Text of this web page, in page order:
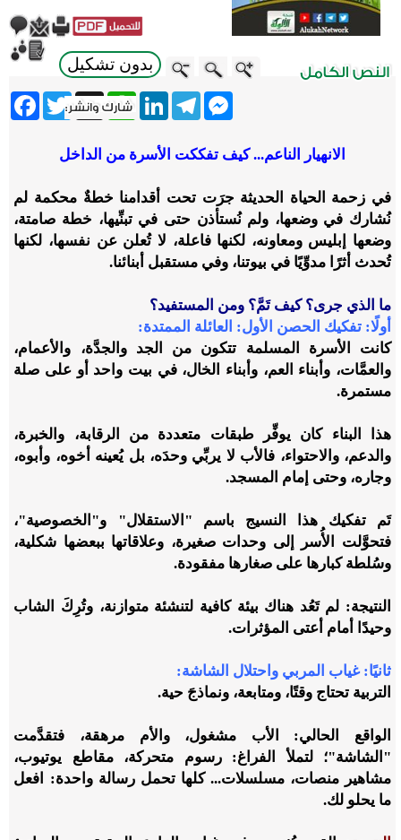
بدون تشكيل
Twitter X
WhatsApp
LinkedInTelegram
Messenger
الانهيار الناعم... كيف تفككت الأسرة من الداخل
في زحمة الحياة الحديثة جرَت تحت أقدامنا خطةٌ محكمة لم
نُشارك في وضعها، ولم نُستأذن حتى في تبنِّيها، خطة صامتة،
وضعها إبليس ومعاونه، لكنها فاعلة، لا تُعلن عن نفسها، لكنها
تُحدث أثرًا مدوِّيًا في بيوتنا، وفي مستقبل أبنائنا.
ما الذي جرى؟ كيف تَمَّ؟ ومن المستفيد؟
أولًا: تفكيك الحصن الأول: العائلة الممتدة:
كانت الأسرة المسلمة تتكون من الجد والجدَّة، والأعمام،
والعمَّات، وأبناء العم، وأبناء الخال، في بيت واحد أو على صلة
مستمرة.
هذا البناء كان يوفِّر طبقات متعددة من الرقابة، والخبرة،
والدعم، والاحتواء، فالأب لا يربِّي وحدَه، بل يُعينه أخوه، وأبوه،
وجاره، وحتى إمام المسجد.
تَم تفكيك هذا النسيج باسم "الاستقلال" و"الخصوصية"،
فتحوَّلت الأُسر إلى وحدات صغيرة، وعلاقاتها ببعضها شكلية،
وسُلطة كبارها على صغارها مفقودة.
النتيجة: لم تَعُد هناك بيئة كافية لتنشئة متوازنة، وتُرِكَ الشاب
وحيدًا أمام أعتى المؤثرات.
ثانيًا: غياب المربي واحتلال الشاشة:
التربية تحتاج وقتًا، ومتابعة، ونماذجَ حية.
الواقع الحالي: الأب مشغول، والأم مرهقة، فتقدَّمت
"الشاشة"؛ لتملأ الفراغ: رسوم متحركة، مقاطع يوتيوب،
مشاهير منصات، مسلسلات... كلها تحمل رسالة واحدة: افعل
ما يحلو لك.